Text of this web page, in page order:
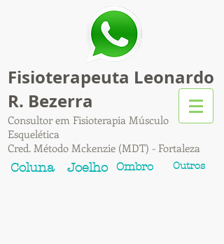
Fisioterapeuta Leonardo
R. Bezerra
Consultor em Fisioterapia Músculo
Esquelética
Cred. Método Mckenzie (MDT) - Fortaleza
Coluna Joelho Ombro Outros